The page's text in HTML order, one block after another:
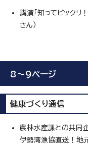
講演「知ってビックリ
さん）
8～9ページ
健康づくり通信
農林水産課との共同
伊勢湾漁協直送！地